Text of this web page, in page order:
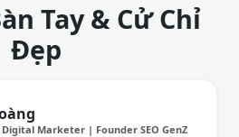
Tay & Cử Chỉ
Đẹp
Marketer | Founder SEO GenZ